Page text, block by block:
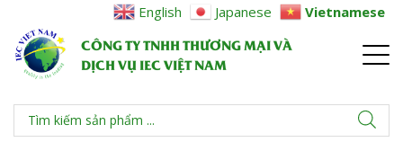
CÔNG TY TNHH THƯƠNG MẠI VÀ
DỊCH VỤ IEC VIỆT NAM
English Japanese Vietnamese